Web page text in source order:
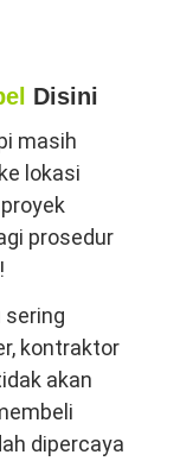
Disini
masih
lokasi
prosedur
sering
kontraktor
akan
dipercaya